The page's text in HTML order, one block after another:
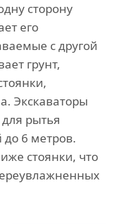
сторону
его
с другой
грунт,
Экскаваторы
рытья
до 6 метров.
стоянки, что